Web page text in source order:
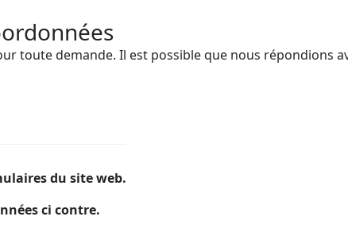
toute demande. Il est possible que nous répondions
du site web.
ci contre.